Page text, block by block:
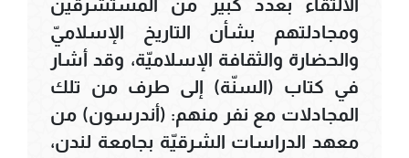
الالتقاء بعدد كبير من المستشرقين
ومجادلتهم بشأن التاريخ الإسلاميّ
والحضارة والثقافة الإسلاميّة، وقد أشار
في كتاب (السنّة) إلى طرف من تلك
المجادلات مع نفر منهم: (أندرسون) من
معهد الدراسات الشرقيّة بجامعة لندن،